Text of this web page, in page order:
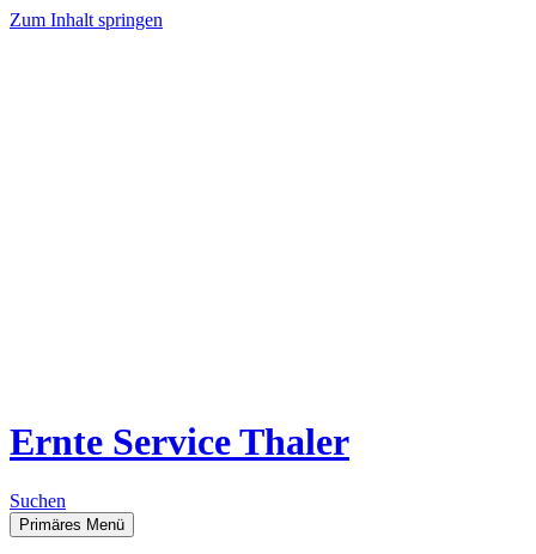
Zum Inhalt springen
Ernte Service Thaler
Suchen
Primäres Menü